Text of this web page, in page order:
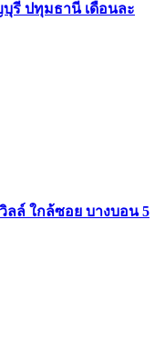
รี ปทุมธานี เดือนละ
ลล์ ใกล้ซอย บางบอน 5